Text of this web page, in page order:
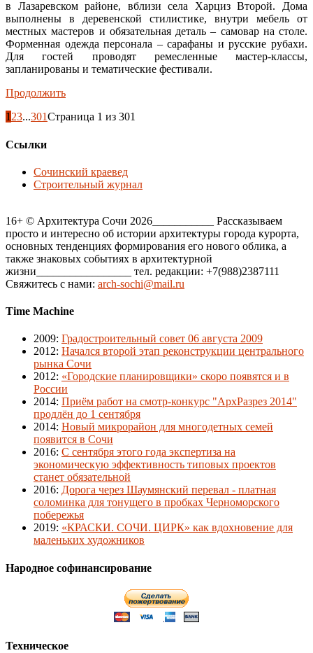
в Лазаревском районе, вблизи села Харциз Второй. Дома
выполнены в деревенской стилистике, внутри мебель от
местных мастеров и обязательная деталь – самовар на столе.
Форменная одежда персонала – сарафаны и русские рубахи.
Для гостей проводят ремесленные мастер-классы,
запланированы и тематические фестивали.
Продолжить
1 23...301Страница 1 из 301
Ссылки
Сочинский краевед
Строительный журнал
16+ © Архитектура Сочи 2026___________ Рассказываем
просто и интересно об истории архитектуры города курорта,
основных тенденциях формирования его нового облика, а
также знаковых событиях в архитектурной
жизни_________________ тел. редакции: +7(988)2387111
Свяжитесь с нами: arch-sochi@mail.ru
Time Machine
2009: Градостроительный совет 06 августа 2009
2012: Начался второй этап реконструкции центрального
рынка Сочи
2012: «Городские планировщики» скоро появятся и в
России
2014: Приём работ на смотр-конкурс "АрхРазрез 2014"
продлён до 1 сентября
2014: Новый микрорайон для многодетных семей
появится в Сочи
2016: С сентября этого года экспертиза на
экономическую эффективность типовых проектов
станет обязательной
2016: Дорога через Шаумянский перевал - платная
соломинка для тонущего в пробках Черноморского
побережья
2019: «КРАСКИ. СОЧИ. ЦИРК» как вдохновение для
маленьких художников
Народное софинансирование
Техническое